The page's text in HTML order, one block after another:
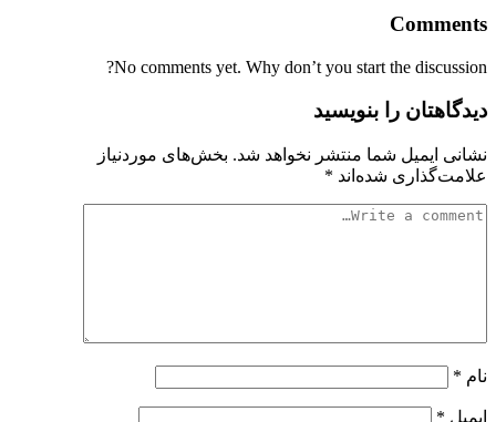
Comments
No comments yet. Why don’t you start the discussion?
دیدگاهتان را بنویسید
نشانی ایمیل شما منتشر نخواهد شد. بخش‌های موردنیاز
علامت‌گذاری شده‌اند *
نام *
ایمیل *